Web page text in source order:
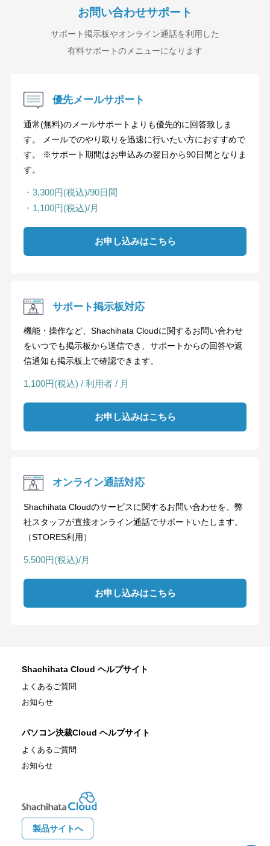
お問い合わせサポート
サポート掲示板やオンライン通話を利用した
有料サポートのメニューになります
優先メールサポート
通常(無料)のメールサポートよりも優先的に回答致しま
す。 メールでのやり取りを迅速に行いたい方におすすめで
す。 ※サポート期間はお申込みの翌日から90日間となりま
す。
・3,300円(税込)/90日間
・1,100円(税込)/月
お申し込みはこちら
サポート掲示板対応
機能・操作など、Shachihata Cloudに関するお問い合わせ
をいつでも掲示板から送信でき、サポートからの回答や返
信通知も掲示板上で確認できます。
1,100円(税込) / 利用者 / 月
お申し込みはこちら
オンライン通話対応
Shachihata Cloudのサービスに関するお問い合わせを、弊
社スタッフが直接オンライン通話でサポートいたします。
（STORES利用）
5,500円(税込)/月
お申し込みはこちら
製品サイトへ
Shachihata Cloud ヘルプサイト
よくあるご質問
お知らせ
パソコン決裁Cloud ヘルプサイト
よくあるご質問
お知らせ